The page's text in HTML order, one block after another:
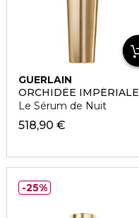
GUERLAIN
ORCHIDÉE IMPÉRIALE
Le Sérum de Nuit
518,90 €
25%